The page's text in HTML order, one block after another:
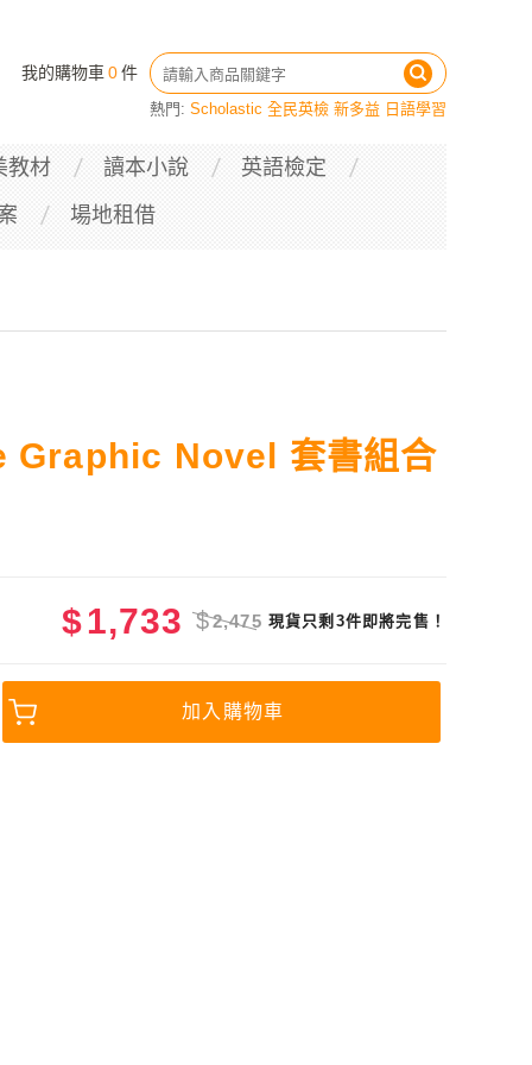
我的購物車 0件
熱門: Scholastic 全民英檢 新多益 日語學習
教材 讀本小說
英語檢定
場地租借
Graphic Novel 套書組合
$1,733 $2,475 現貨只剩3件即將完售！
加入購物車